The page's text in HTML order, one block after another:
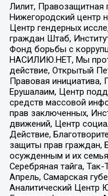
Лилит, Правозащитная
Нижегородский центр
Центр гендерных
граждан Штаб,
Фонд борьбы с
НАСИЛИЮ.НЕТ, Мы
действие, Открытый
Правовая инициатива,
Ерушалаим, Центр
средств массовой
прав заключенных,
движений, Центр
Действие,
защиты прав граждан,
осужденным и их
Серебряная тайга,
Апрель, Самарская
Аналитический Центр